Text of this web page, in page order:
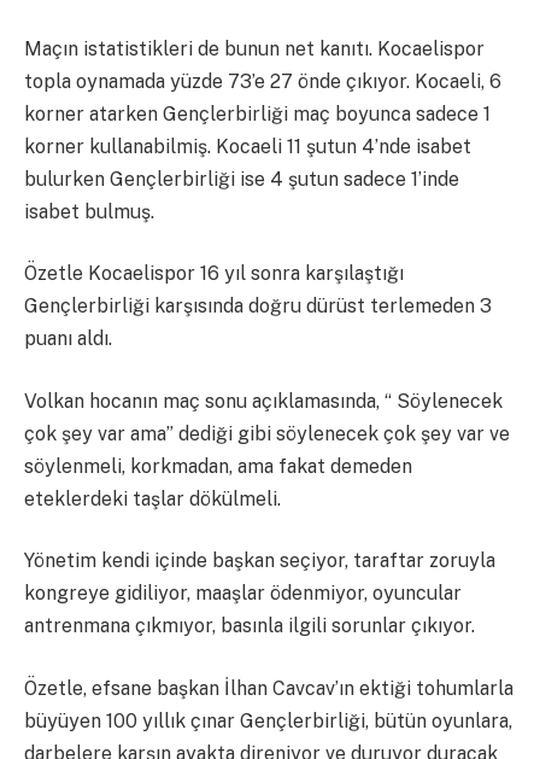
Maçın istatistikleri de bunun net kanıtı. Kocaelispor
topla oynamada yüzde 73’e 27 önde çıkıyor. Kocaeli, 6
korner atarken Gençlerbirliği maç boyunca sadece 1
korner kullanabilmiş. Kocaeli 11 şutun 4’nde isabet
bulurken Gençlerbirliği ise 4 şutun sadece 1’inde
isabet bulmuş.
Özetle Kocaelispor 16 yıl sonra karşılaştığı
Gençlerbirliği karşısında doğru dürüst terlemeden 3
puanı aldı.
Volkan hocanın maç sonu açıklamasında, “ Söylenecek
çok şey var ama” dediği gibi söylenecek çok şey var ve
söylenmeli, korkmadan, ama fakat demeden
eteklerdeki taşlar dökülmeli.
Yönetim kendi içinde başkan seçiyor, taraftar zoruyla
kongreye gidiliyor, maaşlar ödenmiyor, oyuncular
antrenmana çıkmıyor, basınla ilgili sorunlar çıkıyor.
Özetle, efsane başkan İlhan Cavcav’ın ektiği tohumlarla
büyüyen 100 yıllık çınar Gençlerbirliği, bütün oyunlara,
darbelere karşın ayakta direniyor ve duruyor duracak